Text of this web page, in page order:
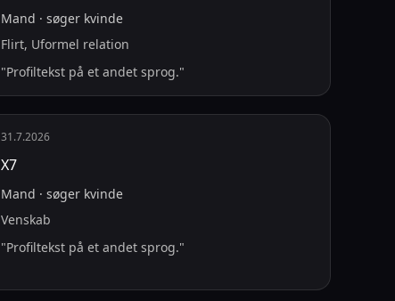
Mand ·søger kvinde
Flirt, Uformel relation
"Profiltekst på et andet sprog."
31.7.2026
X7
Mand ·søger kvinde
Venskab
"Profiltekst på et andet sprog."